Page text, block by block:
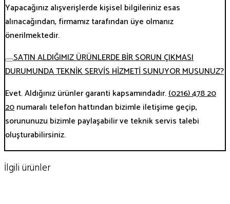
Yapacağınız alışverişlerde kişisel bilgileriniz esas
alınacağından, firmamız tarafından üye olmanız
önerilmektedir.
SATIN ALDIĞIMIZ ÜRÜNLERDE BİR SORUN ÇIKMASI
DURUMUNDA TEKNİK SERVİS HİZMETİ SUNUYOR MUSUNUZ?
Evet. Aldığınız ürünler garanti kapsamındadır.(0216) 478 20
20numaralı telefon hattından bizimle iletişime geçip,
sorununuzu bizimle paylaşabilir ve teknik servis talebi
oluşturabilirsiniz.
İlgili ürünler